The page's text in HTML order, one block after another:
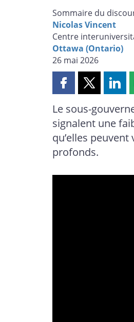
Sommaire du
Nicolas Vincent
Centre
Ottawa (Ontario)
26 mai 2026
Partager
page
sur
Facebook
Partager
page
sur
X
page
sur
Le sous-
signalent une
qu’elles
profonds.